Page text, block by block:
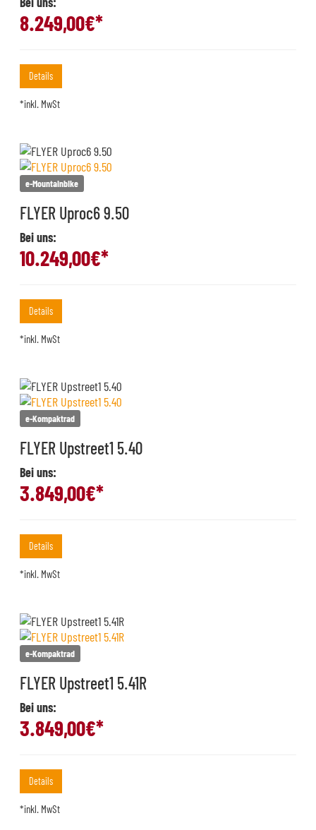
8.249,00€*
Details
*inkl. MwSt
e-Mountainbike
FLYER Uproc6 9.50
Bei uns:
10.249,00€*
Details
*inkl. MwSt
e-Kompaktrad
FLYER Upstreet1 5.40
Bei uns:
3.849,00€*
Details
*inkl. MwSt
e-Kompaktrad
FLYER Upstreet1 5.41R
Bei uns:
3.849,00€*
Details
*inkl. MwSt